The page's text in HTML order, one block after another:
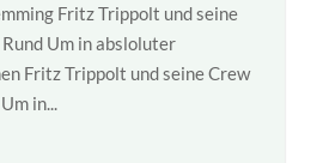
Fritz Trippolt und seine
Um in absloluter
Fritz Trippolt und seine Crew
in...